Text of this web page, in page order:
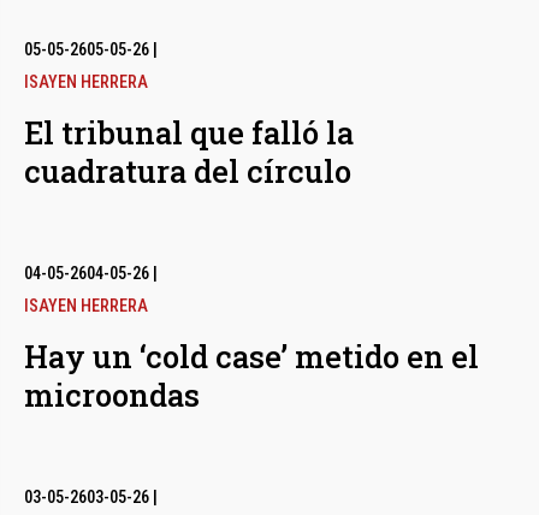
05-05-2605-05-26
ISAYEN HERRERA
El tribunal que falló la
cuadratura del círculo
04-05-2604-05-26
ISAYEN HERRERA
Hay un ‘cold case’ metido en el
microondas
03-05-2603-05-26